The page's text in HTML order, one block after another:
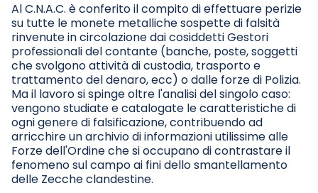
Al C.N.A.C. è conferito il compito di effettuare perizie
su tutte le monete metalliche sospette di falsità
rinvenute in circolazione dai cosiddetti Gestori
professionali del contante (banche, poste, soggetti
che svolgono attività di custodia, trasporto e
trattamento del denaro, ecc) o dalle forze di Polizia.
Ma il lavoro si spinge oltre l'analisi del singolo caso:
vengono studiate e catalogate le caratteristiche di
ogni genere di falsificazione, contribuendo ad
arricchire un archivio di informazioni utilissime alle
Forze dell'Ordine che si occupano di contrastare il
fenomeno sul campo ai fini dello smantellamento
delle Zecche clandestine.